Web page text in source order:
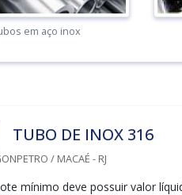
em aço inox
TUBO DE INOX 316
/ MACAÉ - RJ
mínimo deve possuir valor